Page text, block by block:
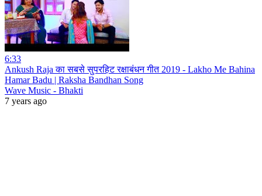
6:33
Ankush Raja का सबसे सुपरहिट रक्षाबंधन गीत 2019 - Lakho Me Bahina
Hamar Badu | Raksha Bandhan Song
Wave Music - Bhakti
7 years ago